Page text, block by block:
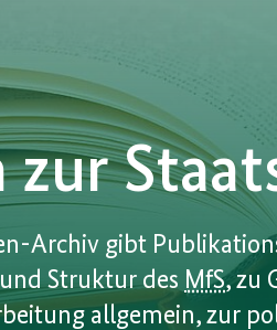
Archiv gibt
Struktur des MfS, zu
allgemein, zur